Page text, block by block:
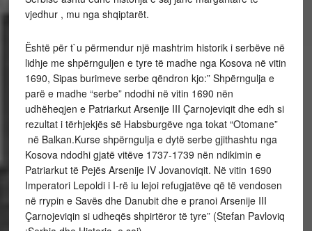
vjedhur , mu nga shqiptarët.
Është për t`u përmendur një mashtrim historik i serbëve në
lidhje me shpërnguljen e tyre të madhe nga Kosova në vitin
1690, Sipas burimeve serbe qëndron kjo:” Shpërngulja e
parë e madhe “serbe” ndodhi në vitin 1690 nën
udhëheqjen e Patriarkut Arsenije III Çarnojeviqit dhe edh si
rezultat i tërhjekjës së Habsburgëve nga tokat “Otomane”
në Balkan.Kurse shpërngulja e dytë serbe gjithashtu nga
Kosova ndodhi gjatë vitëve 1737-1739 nën ndikimin e
Patriarkut të Pejës Arsenije IV Jovanoviqit. Në vitin 1690
Imperatori Lepoldi i I-rë iu lejoi refugjatëve që të vendosen
në rrypin e Savës dhe Danubit dhe e pranoi Arsenije III
Çarnojeviqin si udheqës shpirtëror të tyre” (Stefan Pavloviq